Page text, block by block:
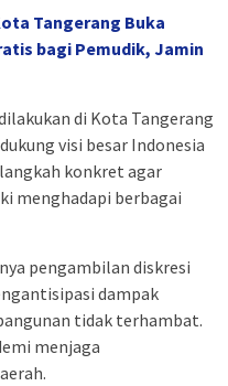
Tangerang Buka
bagi Pemudik, Jamin
di Kota Tangerang
visi besar Indonesia
konkret agar
menghadapi berbagai
pengambilan diskresi
dampak
tidak terhambat.
menjaga